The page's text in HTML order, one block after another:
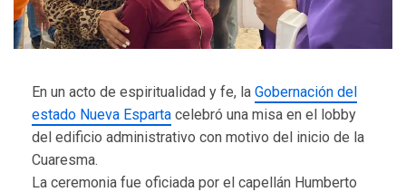
En un acto de espiritualidad y fe, la Gobernación del
estado Nueva Esparta celebró una misa en el lobby
del edificio administrativo con motivo del inicio de la
Cuaresma.
La ceremonia fue oficiada por el capellán Humberto